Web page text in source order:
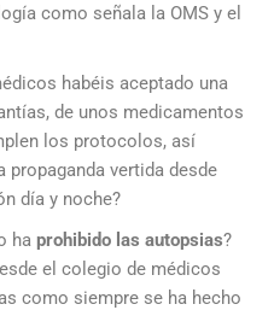
como señala la OMS y el
habéis aceptado una
de unos medicamentos
los protocolos, así
vertida desde
día y noche?
ha prohibido las autopsias?
el colegio de médicos
como siempre se ha hecho